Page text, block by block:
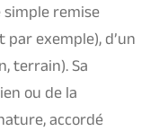
remise
exemple), d’un
terrain). Sa
ou de la
accordé